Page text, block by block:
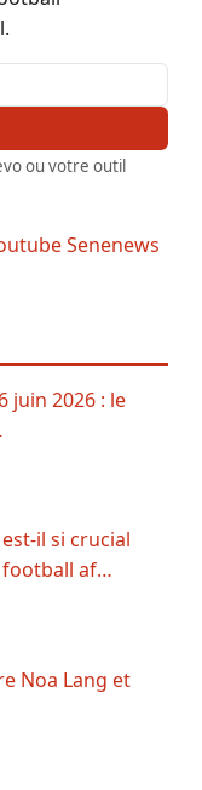
ou votre outil
juin 2026 : le
il si crucial
af…
Noa Lang et